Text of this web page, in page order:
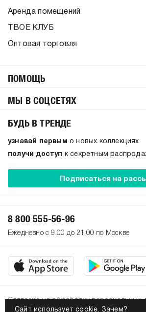
Сайт использует cookie. Зачем?
Аренда помещений
ТВОЕ КЛУБ
Оптовая торговля
ПОМОЩЬ
МЫ В СОЦСЕТЯХ
БУДЬ В ТРЕНДЕ
узнавай первым о новых коллекциях
получи доступ
к секретным
Подписаться на
8 800 555-56-96
Ежедневно с 9:00 до 21:00 по Москве
Согласие на обработку персональных